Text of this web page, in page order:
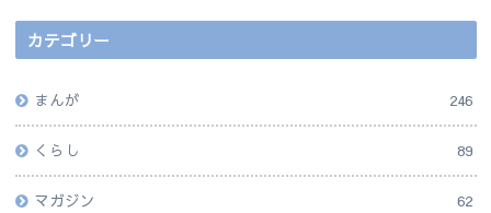
カテゴリー
まんが 246
くらし 89
マガジン 62